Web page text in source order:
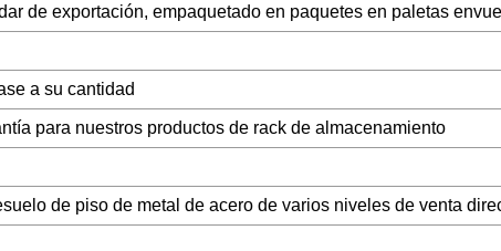
de exportación, empaquetado en paquetes en paletas
a su cantidad
para nuestros productos de rack de almacenamiento
de piso de metal de acero de varios niveles de venta